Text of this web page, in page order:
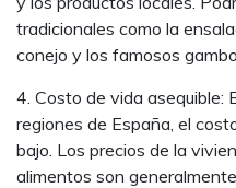
tradicionales como la
conejo y los famosos
4. Costo de vida asequible:
regiones de España, el
bajo. Los precios de la
alimentos son